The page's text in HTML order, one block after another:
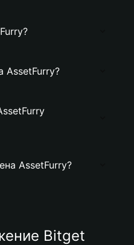
AssetFurry?
AssetFurry?
Bitget